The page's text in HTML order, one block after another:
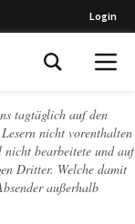
Login
tagtäglich auf den
nicht vorenthalten
bearbeitete und auf
Dritter. Welche damit
außerhalb